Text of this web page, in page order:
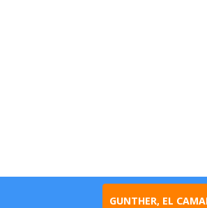
GUNTHER, EL